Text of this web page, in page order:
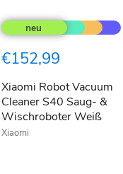
Robot
Vacuum
S40
&
Wischroboter
Weiß
€152,99
Xiaomi Robot Vacuum
Cleaner S40 Saug- &
Wischroboter Weiß
Xiaomi